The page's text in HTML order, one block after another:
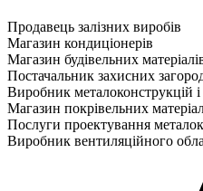
Продавець залізних виробів
Магазин кондиціонерів
Магазин будівельних
Постачальник захисних
Виробник металоконструкцій і
Магазин покрівельних
Послуги проектування
Виробник вентиляційного